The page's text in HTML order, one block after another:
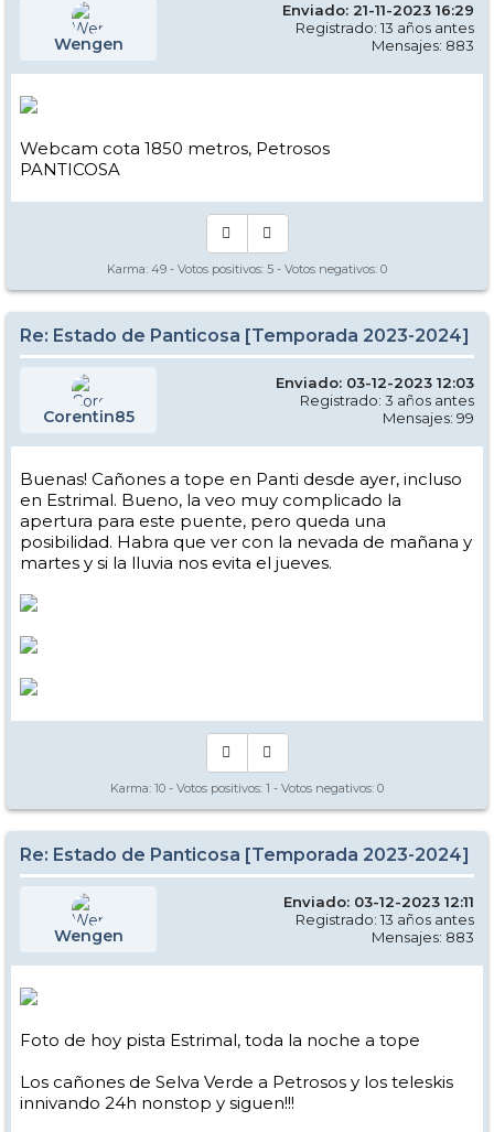
Wengen
Enviado: 21-11-2023 16:29
Registrado: 13 años antes
Mensajes: 883
Webcam cota 1850 metros, Petrosos
PANTICOSA
Karma: 49 - Votos positivos: 5 - Votos negativos: 0
Re: Estado de Panticosa [Temporada 2023-2024]
Corentin85
Enviado: 03-12-2023 12:03
Registrado: 3 años antes
Mensajes: 99
Buenas! Cañones a tope en Panti desde ayer, incluso
en Estrimal. Bueno, la veo muy complicado la
apertura para este puente, pero queda una
posibilidad. Habra que ver con la nevada de mañana y
martes y si la lluvia nos evita el jueves.
Karma: 10 - Votos positivos: 1 - Votos negativos: 0
Re: Estado de Panticosa [Temporada 2023-2024]
Wengen
Enviado: 03-12-2023 12:11
Registrado: 13 años antes
Mensajes: 883
Foto de hoy pista Estrimal, toda la noche a tope
Los cañones de Selva Verde a Petrosos y los teleskis
innivando 24h nonstop y siguen!!!